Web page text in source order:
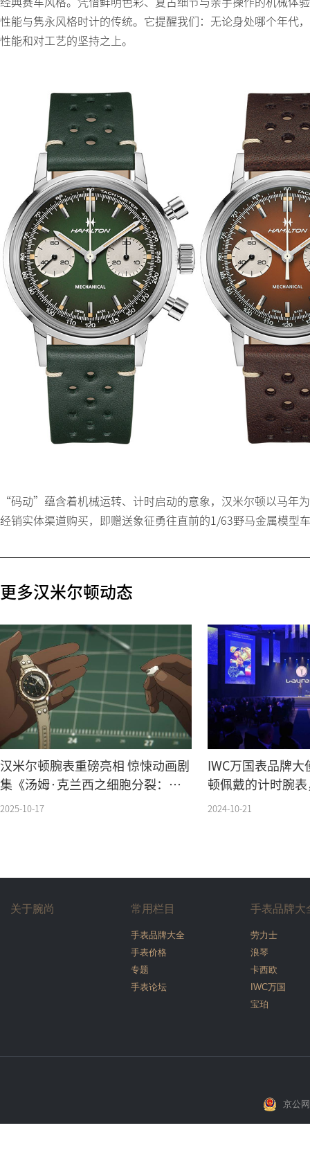
性能与隽永风格时计的传统。它提醒我们：无论身处哪个年代
性能和对工艺的坚持之上。
“码动”蕴含着机械运转、计时启动的意象，汉米尔顿以马年
经销实体渠道购买，即赠送象征勇往直前的1/63野马金属模型
更多汉米尔顿动态
汉米尔顿腕表重磅亮相 惊悚动画剧
集《汤姆·克兰西之细胞分裂：死
亡守望》
2025-10-17
IWC万国表品牌
顿佩戴的计时腕
体育公益基金会
2024-10-21
关于腕尚 常用栏目
手表品牌大全
手表价格
专题
手表论坛
手表品牌大
劳力士
浪琴
卡西欧
IWC万国
宝珀
京公